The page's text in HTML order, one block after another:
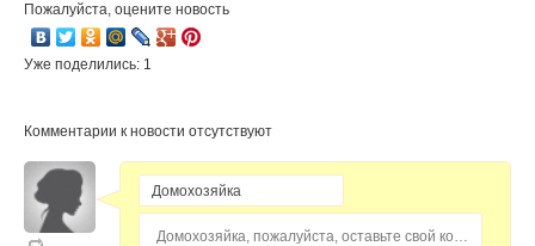
Пожалуйста, оцените новость
Уже поделились: 1
Комментарии к новости отсутствуют
Домохозяйка, пожалуйста, оставьте свой комментарий...